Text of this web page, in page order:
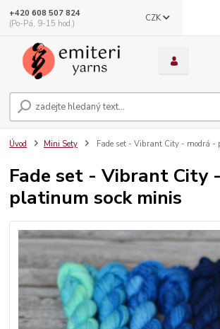
CZK
+420 608 507 824
(Po-Pá, 9-15 hod.)
Úvod Mini Sety Fade set - Vibrant City - modrá
Fade set - Vibrant City
platinum sock minis